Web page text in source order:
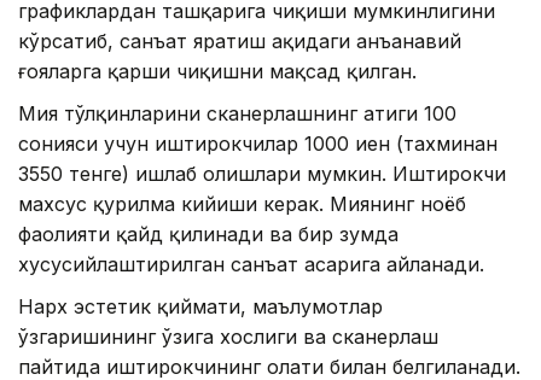
графиклардан ташқарига чиқиши мумкинлигини
кўрсатиб, санъат яратиш ҳақидаги анъанавий
ғояларга қарши чиқишни мақсад қилган.
Мия тўлқинларини сканерлашнинг атиги 100
сонияси учун иштирокчилар 1000 иен (тахминан
3550 тенге) ишлаб олишлари мумкин. Иштирокчи
махсус қурилма кийиши керак. Миянинг ноёб
фаолияти қайд қилинади ва бир зумда
хусусийлаштирилган санъат асарига айланади.
Нарх эстетик қиймати, маълумотлар
ўзгаришининг ўзига хослиги ва сканерлаш
пайтида иштирокчининг ҳолати билан белгиланади.